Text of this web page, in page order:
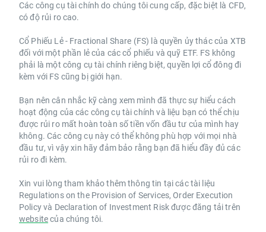
Các công cụ tài chính do chúng tôi cung cấp, đặc biệt là CFD,
có độ rủi ro cao.
Cổ Phiếu Lẻ - Fractional Share (FS) là quyền ủy thác của XTB
đối với một phần lẻ của các cổ phiếu và quỹ ETF. FS không
phải là một công cụ tài chính riêng biệt, quyền lợi cổ đông đi
kèm với FS cũng bị giới hạn.
Bạn nên cân nhắc kỹ càng xem mình đã thực sự hiểu cách
hoạt động của các công cụ tài chính và liệu bạn có thể chịu
được rủi ro mất hoàn toàn số tiền vốn đầu tư của mình hay
không. Các công cụ này có thể không phù hợp với mọi nhà
đầu tư, vì vậy xin hãy đảm bảo rằng bạn đã hiểu đầy đủ các
rủi ro đi kèm.
Xin vui lòng tham khảo thêm thông tin tại các tài liệu
Regulations on the Provision of Services, Order Execution
Policy và Declaration of Investment Risk được đăng tải trên
websitecủa chúng tôi.